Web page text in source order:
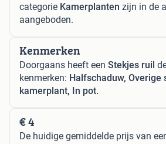
categorie Kamerplanten zijn in de
aangeboden.
Kenmerken
Doorgaans heeft een Stekjes ruil
kenmerken: Halfschaduw, Overige
kamerplant, In pot.
€ 4
De huidige gemiddelde prijs van